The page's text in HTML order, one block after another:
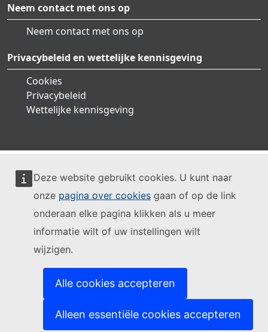
Deze website gebruikt cookies. U kunt naar
onze pagina over cookies gaan of op de link
onderaan elke pagina klikken als u meer
informatie wilt of uw instellingen wilt
wijzigen.
Alle cookies accepteren
Alleen essentiële cookies accepteren
Neem contact met ons op
Neem contact met ons op
Privacybeleid en wettelijke kennisgeving
Cookies
Privacybeleid
Wettelijke kennisgeving